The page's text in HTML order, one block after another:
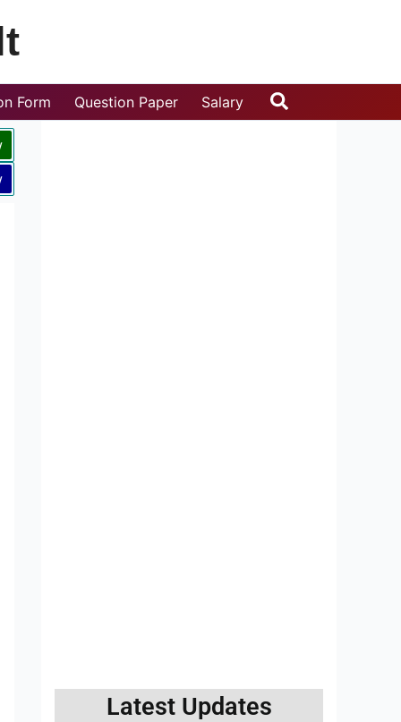
Form Question Paper Salary Search
Latest Updates